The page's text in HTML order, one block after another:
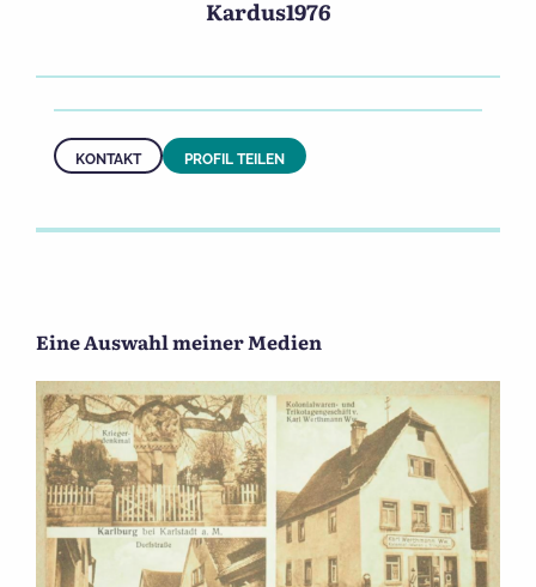
Kardus1976
KONTAKT PROFIL TEILEN
Eine Auswahl meiner Medien